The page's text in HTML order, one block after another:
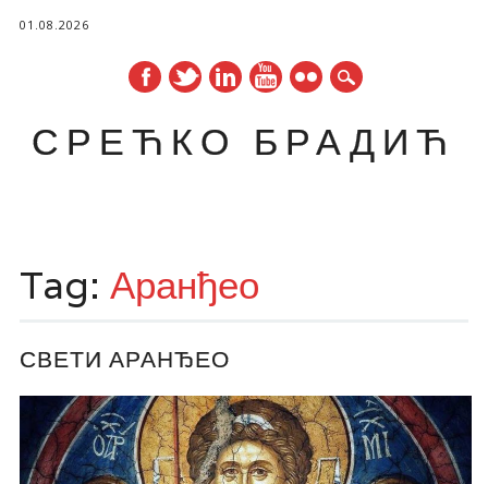
01.08.2026
СРЕЋКО БРАДИЋ
content
Tag: Аранђео
СВЕТИ АРАНЂЕО